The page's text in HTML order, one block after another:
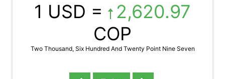
1 USD =
2,620.97
COP
Two Thousand, Six Hundred And Twenty Point Nine Seven